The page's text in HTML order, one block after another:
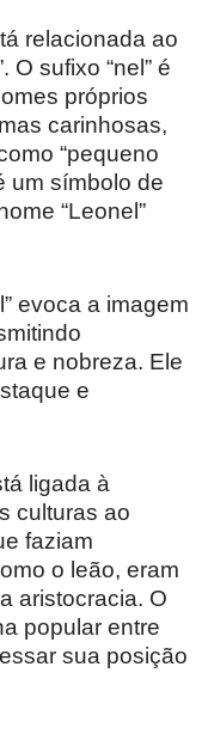
relacionada ao
O sufixo “nel” é
próprios
carinhosas,
“pequeno
um símbolo de
“Leonel”
evoca a imagem
e nobreza. Ele
e
ligada à
culturas ao
faziam
o leão, eram
aristocracia. O
popular entre
sua posição